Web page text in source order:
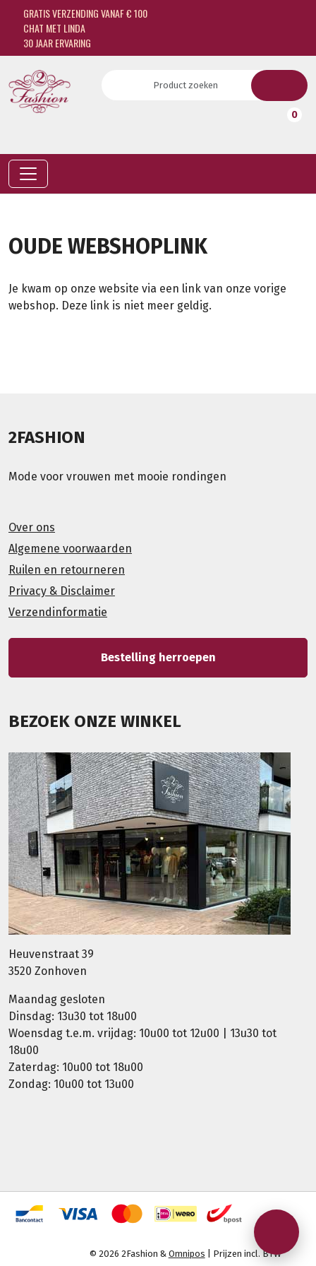
GRATIS VERZENDING VANAF € 100
CHAT MET LINDA
30 JAAR ERVARING
0
OUDE WEBSHOPLINK
Je kwam op onze website via een link van onze vorige
webshop. Deze link is niet meer geldig.
2FASHION
Mode voor vrouwen met mooie rondingen
Over ons
Algemene voorwaarden
Ruilen en retourneren
Privacy & Disclaimer
Verzendinformatie
Bestelling herroepen
BEZOEK ONZE WINKEL
Heuvenstraat 39
3520 Zonhoven
Maandag gesloten
Dinsdag: 13u30 tot 18u00
Woensdag t.e.m. vrijdag: 10u00 tot 12u00 | 13u30 tot
18u00
Zaterdag: 10u00 tot 18u00
Zondag: 10u00 tot 13u00
© 2026 2Fashion & Omnipos | Prijzen incl. BTW